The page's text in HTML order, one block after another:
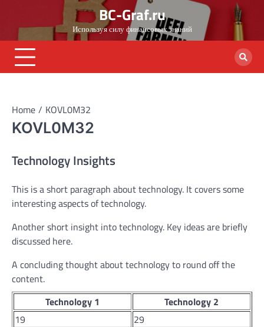
content
BC-Graf.ru
Используя силу финансовых знаний
Home KOVL0M32
KOVL0M32
Technology Insights
This is a short paragraph about technology. It covers some
interesting aspects of technology.
Another short insight into technology. Key ideas are briefly
discussed here.
A concluding thought about technology to round off the
content.
Technology 1
Technology 2
19
29